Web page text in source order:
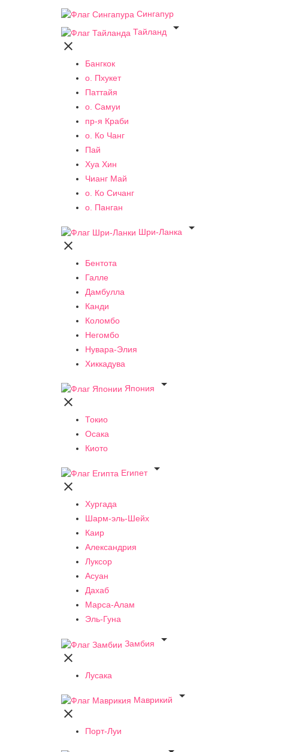
Сингапур
Тайланд


Бангкок
о. Пхукет
Паттайя
о. Самуи
пр-я Краби
о. Ко Чанг
Пай
Хуа Хин
Чианг Май
о. Ко Сичанг
о. Панган
Шри-Ланка


Бентота
Галле
Дамбулла
Канди
Коломбо
Негомбо
Нувара-Элия
Хиккадува
Япония


Токио
Осака
Киото
Египет


Хургада
Шарм-эль-Шейх
Каир
Александрия
Луксор
Асуан
Дахаб
Марса-Алам
Эль-Гуна
Замбия


Лусака
Маврикий


Порт-Луи